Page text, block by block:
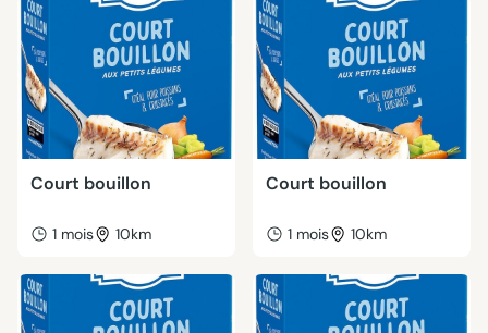
Court bouillon
1 mois 10km
Court bouillon
1 mois 10km